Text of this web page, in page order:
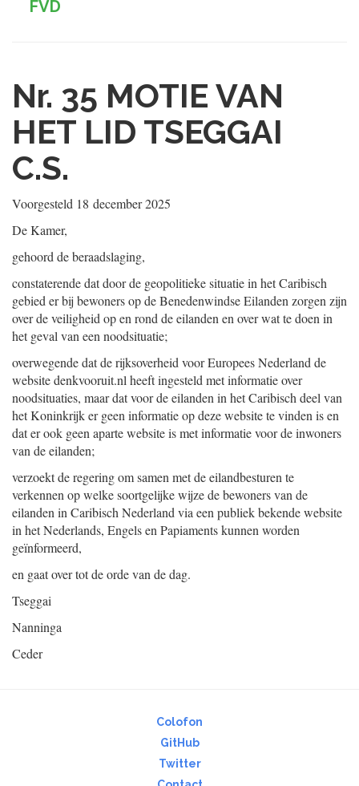
FVD
Nr. 35 MOTIE VAN
HET LID TSEGGAI
C.S.
Voorgesteld 18 december 2025
De Kamer,
gehoord de beraadslaging,
constaterende dat door de geopolitieke situatie in het Caribisch
gebied er bij bewoners op de Benedenwindse Eilanden zorgen zijn
over de veiligheid op en rond de eilanden en over wat te doen in
het geval van een noodsituatie;
overwegende dat de rijksoverheid voor Europees Nederland de
website denkvooruit.nl heeft ingesteld met informatie over
noodsituaties, maar dat voor de eilanden in het Caribisch deel van
het Koninkrijk er geen informatie op deze website te vinden is en
dat er ook geen aparte website is met informatie voor de inwoners
van de eilanden;
verzoekt de regering om samen met de eilandbesturen te
verkennen op welke soortgelijke wijze de bewoners van de
eilanden in Caribisch Nederland via een publiek bekende website
in het Nederlands, Engels en Papiaments kunnen worden
geïnformeerd,
en gaat over tot de orde van de dag.
Tseggai
Nanninga
Ceder
Colofon
GitHub
Twitter